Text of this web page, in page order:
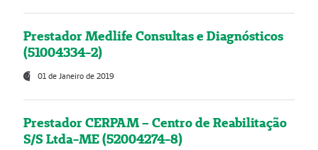
Prestador Medlife Consultas e Diagnósticos
(51004334-2)
01 de Janeiro de 2019
Prestador CERPAM – Centro de Reabilitação
S/S Ltda-ME (52004274-8)